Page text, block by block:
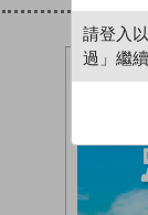
請登入
過」繼續